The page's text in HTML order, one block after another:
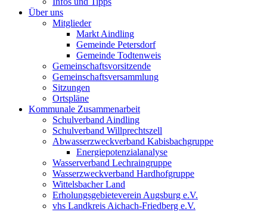
Über uns
Mitglieder
Markt Aindling
Gemeinde Petersdorf
Gemeinde Todtenweis
Gemeinschaftsvorsitzende
Gemeinschaftsversammlung
Sitzungen
Ortspläne
Kommunale Zusammenarbeit
Schulverband Aindling
Schulverband Willprechtszell
Abwasserzweckverband Kabisbachgruppe
Energiepotenzialanalyse
Wasserverband Lechraingruppe
Wasserzweckverband Hardhofgruppe
Wittelsbacher Land
Erholungsgebieteverein Augsburg e.V.
vhs Landkreis Aichach-Friedberg e.V.